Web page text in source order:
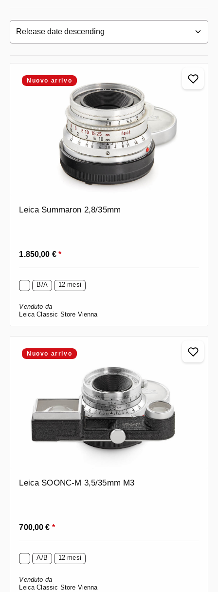
Nuovo arrivo
Leica Summaron 2,8/35mm
Prezzo normale:
1.850,00 €*
B/A 12 mesi
Venduto da
Leica Classic Store Vienna
Nuovo arrivo
Leica SOONC-M 3,5/35mm M3
Prezzo normale:
700,00 € *
A/B 12 mesi
Venduto da
Leica Classic Store Vienna